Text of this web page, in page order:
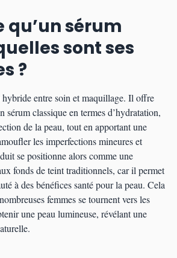
qu’un sérum
sont ses
?
entre soin et maquillage. Il offre
sérum classique en termes d’hydratation,
de la peau, tout en apportant une
les imperfections mineures et
se positionne alors comme une
fonds de teint traditionnels, car il permet
à des bénéfices santé pour la peau. Cela
femmes se tournent vers les
une peau lumineuse, révélant une